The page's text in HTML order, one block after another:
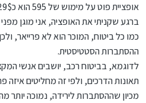
אופציית פוט על מימוש של 595 הוא כ29$ כפול 100.
ברגע שקניתי את האופציה, אני מוגן מפני
כמו כל ביטוח, המוכר הוא לא פרייאר,
ההסתברות הסטטיסטית.
לדוגמא, בביטוח רכב, יושבים אנשי
תאונות הדרכים, ולפי זה מחליטים איזה
מכיון שההסתברות לירידה, נמוכה יותר